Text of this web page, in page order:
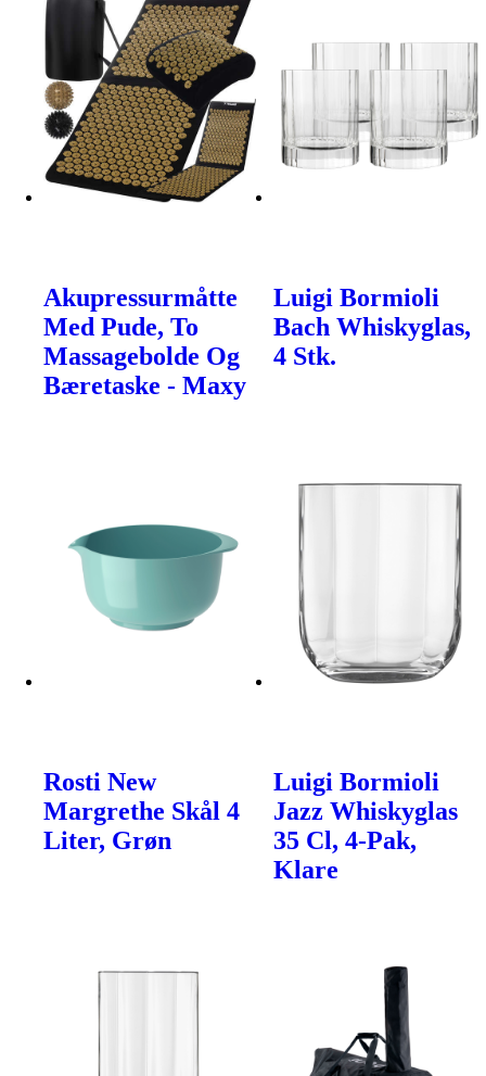
Akupressurmåtte
Med Pude, To
Massagebolde Og
Bæretaske - Maxy
Luigi Bormioli
Bach Whiskyglas,
4 Stk.
Rosti New
Margrethe Skål 4
Liter, Grøn
Luigi Bormioli
Jazz Whiskyglas
35 Cl, 4-Pak,
Klare